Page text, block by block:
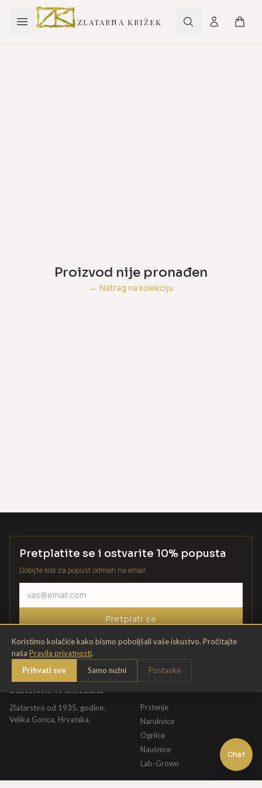
ZLATARNA KRIŽEK
Proizvod nije pronađen
← Natrag na kolekciju
Chat
Koristimo kolačiće kako bismo poboljšali vaše iskustvo. Pročitajte
naša Pravila privatnosti.
Prihvati sve
Samo nužni Postavke
Pretplatite se i ostvarite 10% popusta
Dobijte kod za popust odmah na email.
Pretplati se
Zlatarstvo od 1935. godine.
Velika Gorica, Hrvatska.
Prstenje
Narukvice
Ogrlice
Naušnice
Lab-Grown